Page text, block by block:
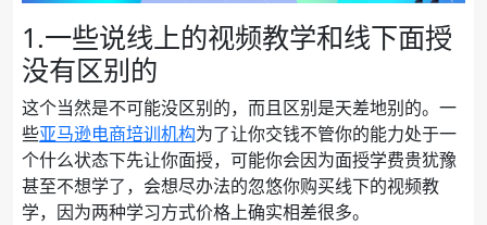
1.一些说线上的视频教学和线下面授
没有区别的
这个当然是不可能没区别的，而且区别是天差地别的。一
些亚马逊电商培训机构为了让你交钱不管你的能力处于一
个什么状态下先让你面授，可能你会因为面授学费贵犹豫
甚至不想学了，会想尽办法的忽悠你购买线下的视频教
学，因为两种学习方式价格上确实相差很多。